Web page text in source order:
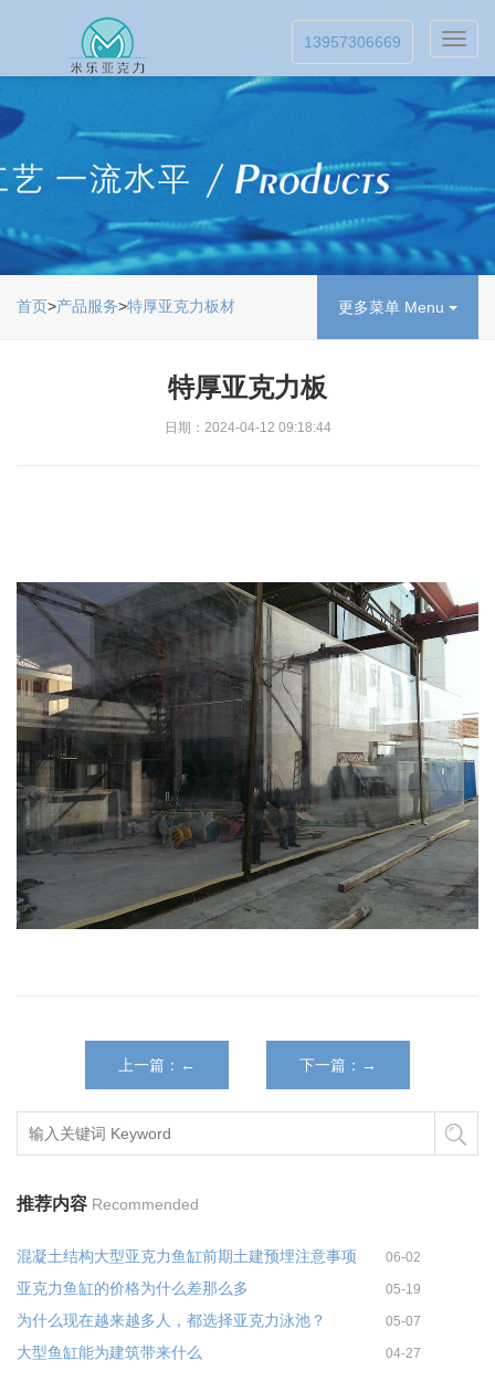
13957306669
更多菜单 Menu
首页>产品服务>特厚亚克力板材
特厚亚克力板
日期：2024-04-12 09:18:44
上一篇：← 下一篇：→
推荐内容 Recommended
混凝土结构大型亚克力鱼缸前期土建预埋注意事项 06-02
亚克力鱼缸的价格为什么差那么多 05-19
为什么现在越来越多人，都选择亚克力泳池？ 05-07
大型鱼缸能为建筑带来什么 04-27